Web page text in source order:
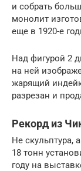
и собрать
монолит
еще в 1920-е
Над фигурой 2
на ней
жарящий
разрезан и
Рекорд из
Не скульптура,
18 тонн
году на